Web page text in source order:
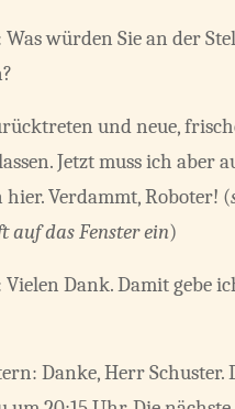
Was würden Sie an der
und neue,
Jetzt muss ich aber
Verdammt, Roboter! (
auf das Fenster ein)
Vielen Dank. Damit gebe
Danke, Herr Schuster.